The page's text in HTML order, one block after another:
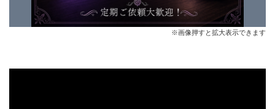
※画像押すと拡大表示できます